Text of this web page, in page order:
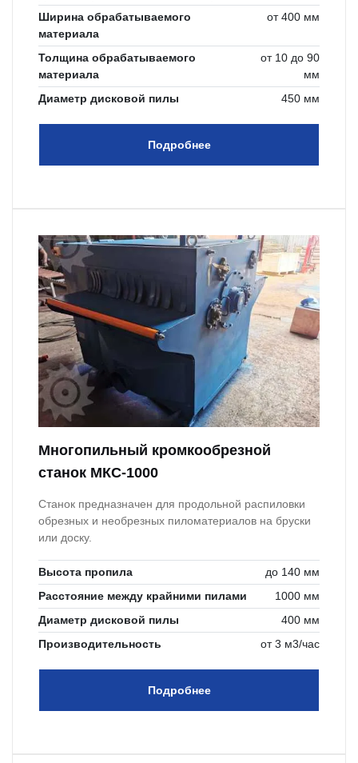
Ширина обрабатываемого
материала
от 400 мм
Толщина обрабатываемого
материала
от 10 до 90
мм
Диаметр дисковой пилы
450 мм
Подробнее
Многопильный кромкообрезной
станок МКС-1000
Станок предназначен для продольной распиловки
обрезных и необрезных пиломатериалов на бруски
или доску.
Высота пропила
до 140 мм
Расстояние между крайними пилами
1000 мм
Диаметр дисковой пилы
400 мм
Производительность
от 3 м3/час
Подробнее